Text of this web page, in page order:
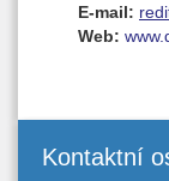
E-mail:
Web:
Kontaktní